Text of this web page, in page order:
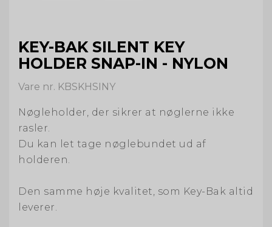
KEY-BAK SILENT KEY
HOLDER SNAP-IN - NYLON
Vare nr. KBSKHSINY
Nøgleholder, der sikrer at nøglerne ikke
rasler.
Du kan let tage nøglebundet ud af
holderen.
Den samme høje kvalitet, som Key-Bak altid
leverer.